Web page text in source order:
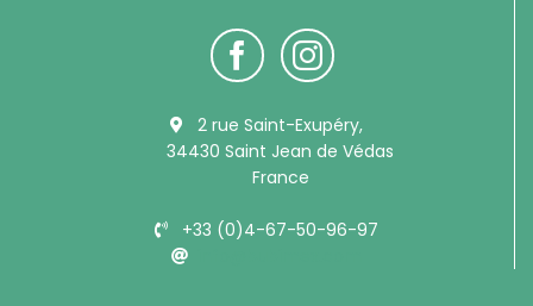
2 rue Saint-Exupéry,
34430 Saint Jean de Védas
France
+33 (0)4-67-50-96-97